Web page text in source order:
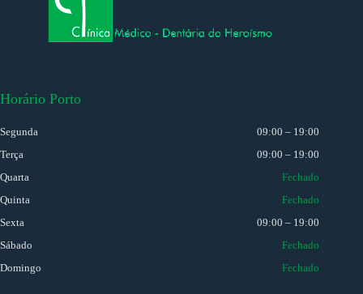
Horário Porto
Segunda
09:00 – 19:00
Terça
09:00 – 19:00
Quarta
Fechado
Quinta
Fechado
Sexta
09:00 – 19:00
Sábado
Fechado
Domingo
Fechado